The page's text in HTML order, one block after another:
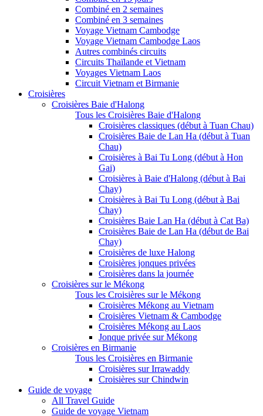
Combiné en 2 semaines
Combiné en 3 semaines
Voyage Vietnam Cambodge
Voyage Vietnam Cambodge Laos
Autres combinés circuits
Circuits Thaïlande et Vietnam
Voyages Vietnam Laos
Circuit Vietnam et Birmanie
Croisières
Croisières Baie d'Halong
Tous les Croisières Baie d'Halong
Croisières classiques (début à Tuan Chau)
Croisières Baie de Lan Ha (début à Tuan
Chau)
Croisières à Bai Tu Long (début à Hon
Gai)
Croisières à Baie d'Halong (début à Bai
Chay)
Croisières à Bai Tu Long (début à Bai
Chay)
Croisières Baie Lan Ha (début à Cat Ba)
Croisières Baie de Lan Ha (début de Bai
Chay)
Croisières de luxe Halong
Croisières jonques privées
Croisières dans la journée
Croisières sur le Mékong
Tous les Croisières sur le Mékong
Croisières Mékong au Vietnam
Croisières Vietnam & Cambodge
Croisières Mékong au Laos
Jonque privée sur Mékong
Croisières en Birmanie
Tous les Croisières en Birmanie
Croisières sur Irrawaddy
Croisières sur Chindwin
Guide de voyage
All Travel Guide
Guide de voyage Vietnam